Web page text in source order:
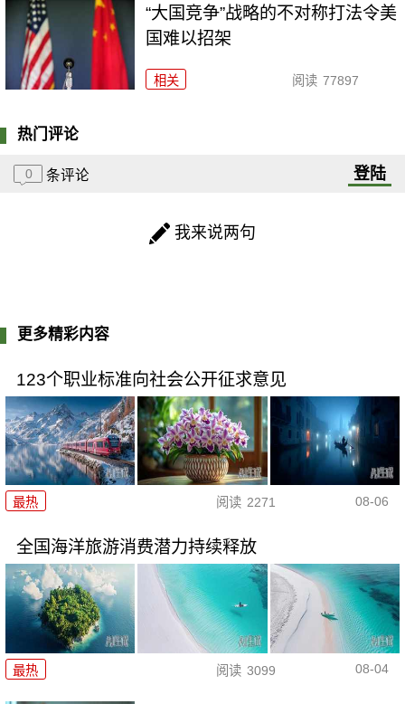
“大国竞争”战略的不对称打法令美
国难以招架
相关 阅读 77897
热门评论
0 条评论 登陆
我来说两句
更多精彩内容
123个职业标准向社会公开征求意见
最热 阅读 2271 08-06
全国海洋旅游消费潜力持续释放
最热 阅读 3099 08-04